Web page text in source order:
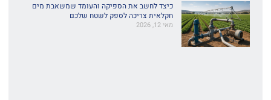
כיצד לחשב את הספיקה והעומד שמשאבת מים
חקלאית צריכה לספק לשטח שלכם
מאי 12, 2026